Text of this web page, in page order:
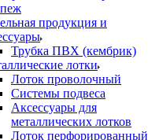
продукция и
Трубка ПВХ (кембрик)
лотки
Лоток проволочный
Системы подвеса
Аксессуары для
металлических лотков
Лоток перфорированный